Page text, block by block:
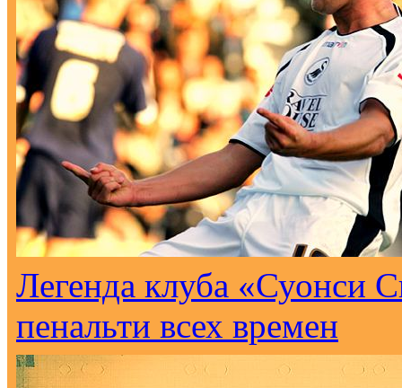
Легенда клуба «Суонси
пенальти всех времен